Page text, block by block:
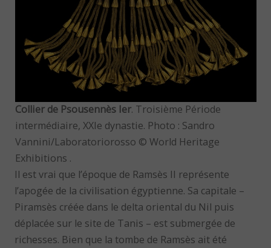
Collier de Psousennès Ier. Troisième Période
intermédiaire, XXIe dynastie. Photo : Sandro
Vannini/Laboratoriorosso © World Heritage
Exhibitions .
Il est vrai que l’époque de Ramsès II représente
l’apogée de la civilisation égyptienne. Sa capitale –
Piramsès créée dans le delta oriental du Nil puis
déplacée sur le site de Tanis – est submergée de
richesses. Bien que la tombe de Ramsès ait été